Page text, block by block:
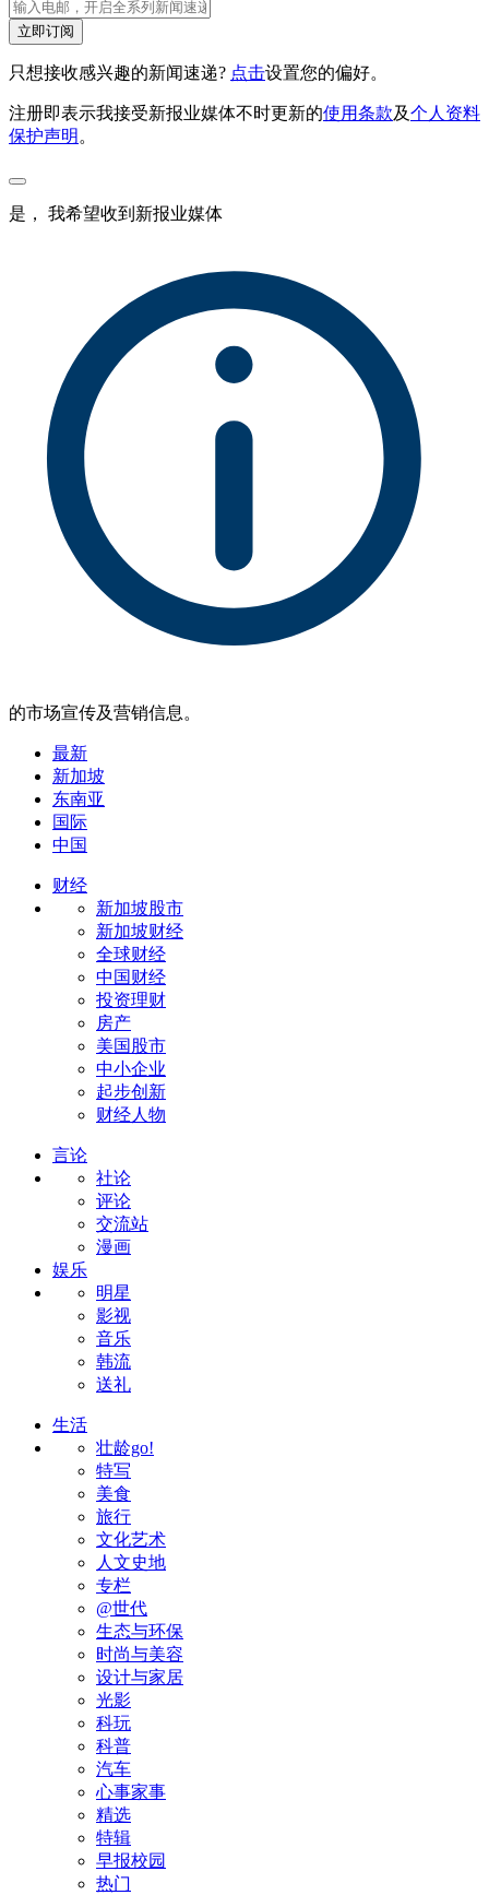
立即订阅
只想接收感兴趣的新闻速递? 点击设置您的偏好。
注册即表示我接受新报业媒体不时更新的使用条款及个人资料
保护声明 。
是， 我希望收到新报业媒体
的市场宣传及营销信息。
最新
新加坡
东南亚
国际
中国
财经
新加坡股市
新加坡财经
全球财经
中国财经
投资理财
房产
美国股市
中小企业
起步创新
财经人物
言论
社论
评论
交流站
漫画
娱乐
明星
影视
音乐
韩流
送礼
生活
壮龄go!
特写
美食
旅行
文化艺术
人文史地
专栏
@世代
生态与环保
时尚与美容
设计与家居
光影
科玩
科普
汽车
心事家事
精选
特辑
早报校园
热门